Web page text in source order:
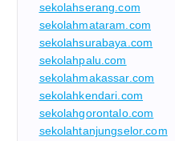
sekolahserang.com
sekolahmataram.com
sekolahsurabaya.com
sekolahpalu.com
sekolahmakassar.com
sekolahkendari.com
sekolahgorontalo.com
sekolahtanjungselor.com